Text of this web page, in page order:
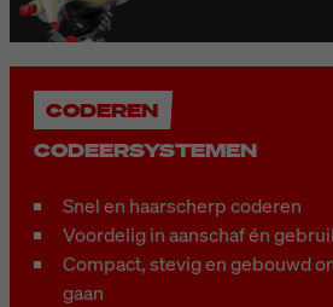
CODEREN
CODEERSYSTEMEN
Snel en haarscherp coderen
Voordelig in aanschaf én
Compact, stevig en gebouwd
gaan